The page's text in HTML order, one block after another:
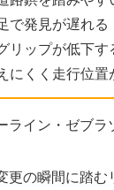
で発見が遅れる
リップが低下す
にくく走行位置
ライン・ゼブラ
更の瞬間に踏む